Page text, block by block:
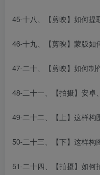
45-十八、【剪映】如何提
46-十九、【剪映】蒙版如
47-二十、【剪映】如何制
48-二十一、【拍摄】安卓
49-二十二、【上】这样构
50-二十三、【下】这样构
51-二十四、【拍摄】如何